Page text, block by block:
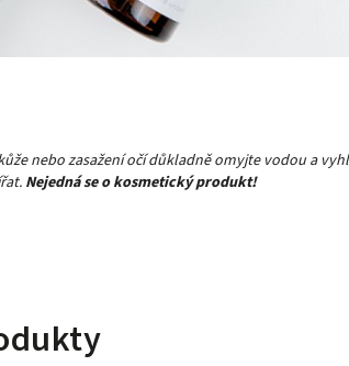
nebo zasažení očí důkladně omyjte vodou a
Nejedná se o kosmetický produkt!